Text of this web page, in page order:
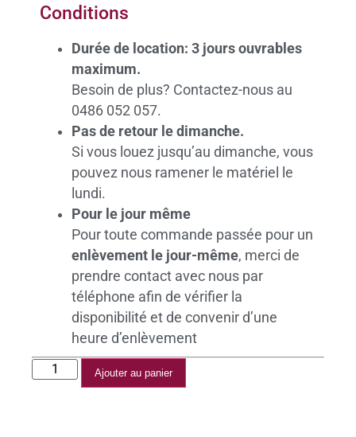
Conditions
Durée de location: 3 jours ouvrables
maximum.
Besoin de plus? Contactez-nous au
0486 052 057.
Pas de retour le dimanche.
Si vous louez jusqu’au dimanche, vous
pouvez nous ramener le matériel le
lundi.
Pour le jour même
Pour toute commande passée pour un
enlèvement le jour-même, merci de
prendre contact avec nous par
téléphone afin de vérifier la
disponibilité et de convenir d’une
heure d’enlèvement
Ajouter au panier